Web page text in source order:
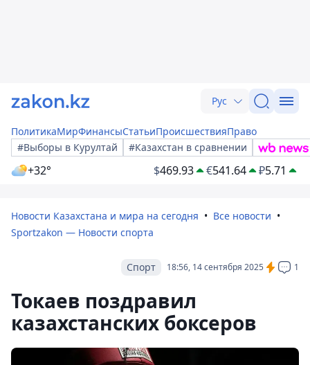
Рус
ПолитикаМирФинансыСтатьиПроисшествияПраво
#Выборы в Курултай
#Казахстан в сравнении
+32° $469.93 €541.64 ₽5.71
Новости Казахстана и мира на сегодня
Все новости
Sportzakon — Новости спорта
18:56, 14 сентября 2025 1
Спорт
Токаев поздравил
казахстанских боксеров